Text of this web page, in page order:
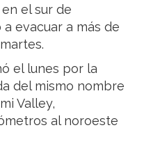
el sur de
evacuar a más de
el lunes por la
del mismo nombre
Valley,
al noroeste